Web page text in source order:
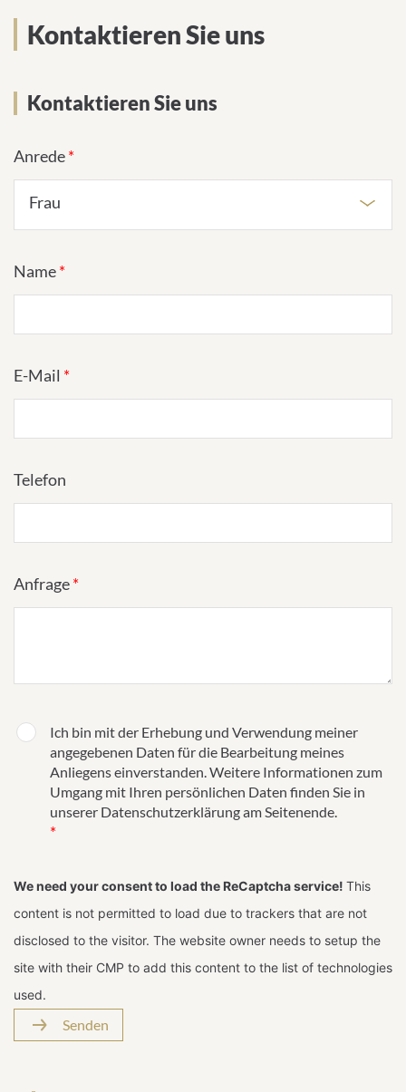
Kontaktieren Sie uns
Kontaktieren Sie uns
Anrede*
Frau
Name*
E-Mail *
Telefon
Anfrage*
Ich bin mit der Erhebung und Verwendung meiner
angegebenen Daten für die Bearbeitung meines
Anliegens einverstanden. Weitere Informationen zum
Umgang mit Ihren persönlichen Daten finden Sie in
unserer Datenschutzerklärung am Seitenende.
*
We need your consent to load the ReCaptcha service! This
content is not permitted to load due to trackers that are not
disclosed to the visitor. The website owner needs to setup the
site with their CMP to add this content to the list of technologies
used.
Senden